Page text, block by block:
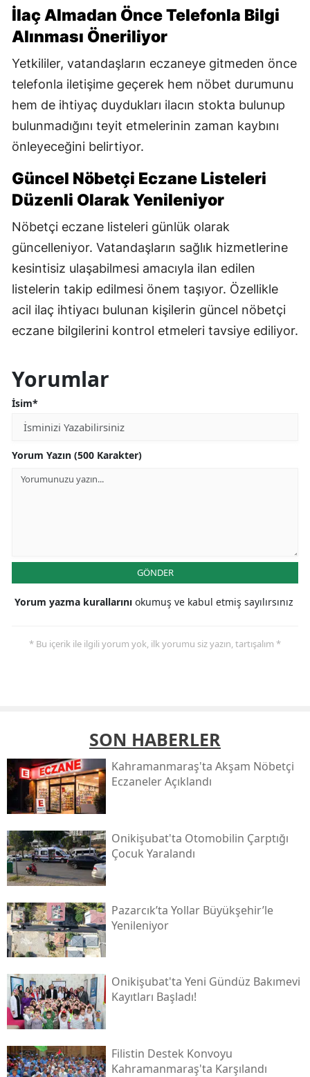
İlaç Almadan Önce Telefonla Bilgi
Alınması Öneriliyor
Yetkililer, vatandaşların eczaneye gitmeden önce
telefonla iletişime geçerek hem nöbet durumunu
hem de ihtiyaç duydukları ilacın stokta bulunup
bulunmadığını teyit etmelerinin zaman kaybını
önleyeceğini belirtiyor.
Güncel Nöbetçi Eczane Listeleri
Düzenli Olarak Yenileniyor
Nöbetçi eczane listeleri günlük olarak
güncelleniyor. Vatandaşların sağlık hizmetlerine
kesintisiz ulaşabilmesi amacıyla ilan edilen
listelerin takip edilmesi önem taşıyor. Özellikle
acil ilaç ihtiyacı bulunan kişilerin güncel nöbetçi
eczane bilgilerini kontrol etmeleri tavsiye ediliyor.
Yorumlar
İsim*
Yorum Yazın (500 Karakter)
GÖNDER
Yorum yazma kurallarını okumuş ve kabul etmiş sayılırsınız
* Bu içerik ile ilgili yorum yok, ilk yorumu siz yazın, tartışalım *
SON HABERLER
Kahramanmaraş'ta Akşam Nöbetçi
Eczaneler Açıklandı
Onikişubat'ta Otomobilin Çarptığı
Çocuk Yaralandı
Pazarcık’ta Yollar Büyükşehir’le
Yenileniyor
Onikişubat'ta Yeni Gündüz Bakımevi
Kayıtları Başladı!
Filistin Destek Konvoyu
Kahramanmaraş'ta Karşılandı